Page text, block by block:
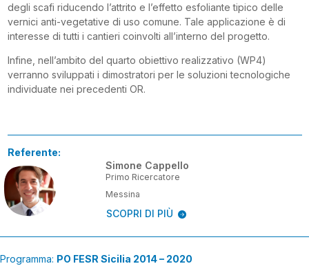
degli scafi riducendo l’attrito e l’effetto esfoliante tipico delle
vernici anti-vegetative di uso comune. Tale applicazione è di
interesse di tutti i cantieri coinvolti all’interno del progetto.
Infine, nell’ambito del quarto obiettivo realizzativo (WP4)
verranno sviluppati i dimostratori per le soluzioni tecnologiche
individuate nei precedenti OR.
Referente:
Simone Cappello
Primo Ricercatore
Messina
SCOPRI DI PIÙ
Programma: PO FESR Sicilia 2014 – 2020